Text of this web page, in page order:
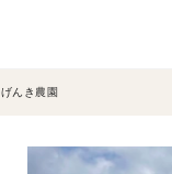
げんき農園